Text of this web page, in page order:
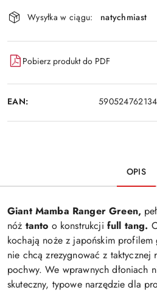
Dostępność
i
dostawa
Wysyłka w ciągu: natychmiast
Pobierz produkt do PDF
EAN:
OPIS
Giant Mamba Ranger Green,
nóż tanto o konstrukcji full tang.
kochają noże z japońskim profilem
nie chcą zrezygnować z taktycznej
pochwy. We wprawnych dłoniach
skuteczny, typowe narzędzie dla